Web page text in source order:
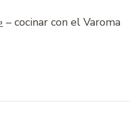
– cocinar con el Varoma